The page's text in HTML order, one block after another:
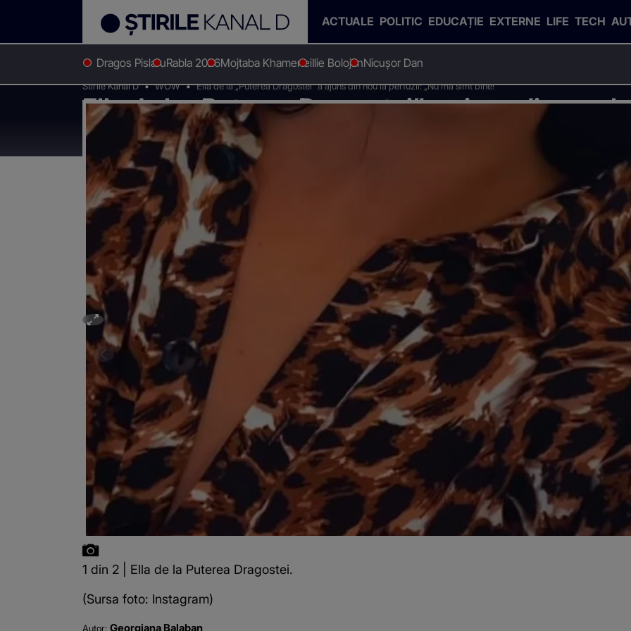
ACTUALE POLITIC EDUCAȚIE EXTERNE LIFE TECH
Dragos PislaruRabla 2026Mojtaba KhameneiIlie BolojanNicușor Dan
Stirile Kanal D WOW Ella de la „Puterea Dragostei” a ajuns din nou la perfuzii: „Nu mă simt bine!”
Ella de la „Puterea Dragostei” a ajuns din nou
„Nu mă simt bine!”
1 din 2 | Ella de la Puterea Dragostei.
(Sursa foto: Instagram)
Autor: Georgiana Balaban